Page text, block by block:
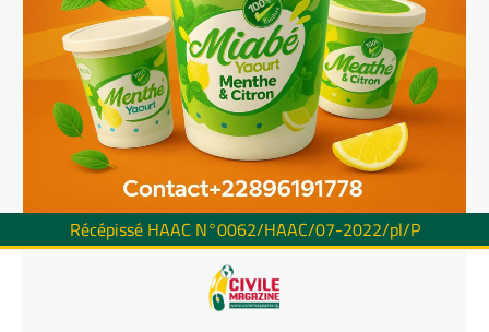
Récépissé HAAC N°0062/HAAC/07-2022/pl/P